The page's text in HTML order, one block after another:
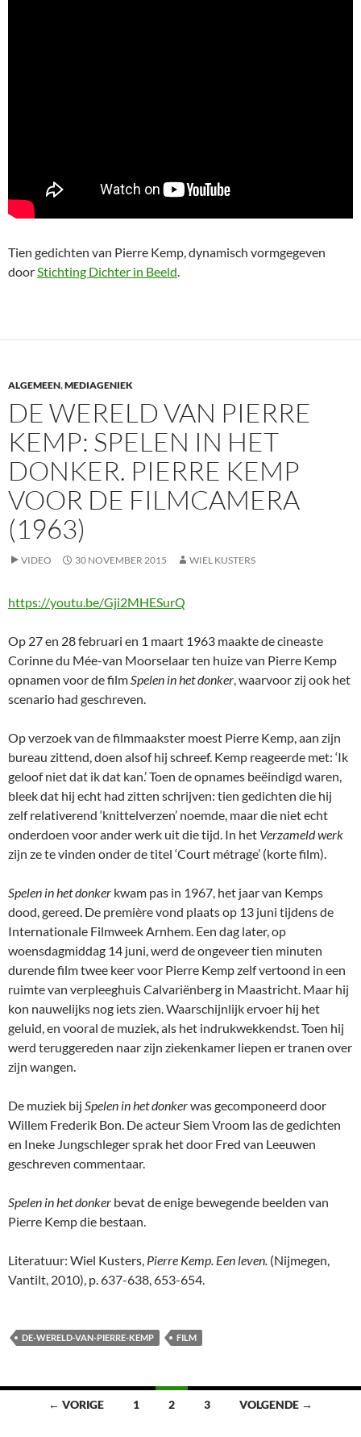
Tien gedichten van Pierre Kemp, dynamisch vormgegeven
doorStichting Dichter in Beeld.
ALGEMEEN,MEDIAGENIEK
DE WERELD VAN PIERRE
KEMP: SPELEN IN HET
DONKER. PIERRE KEMP
VOOR DE FILMCAMERA
(1963)
VIDEO 30 NOVEMBER 2015 WIEL KUSTERS
https://youtu.be/Gji2MHESurQ
Op 27 en 28 februari en 1 maart 1963 maakte de cineaste
Corinne du Mée-van Moorselaar ten huize van Pierre Kemp
opnamen voor de filmSpelen in het donker, waarvoor zij ook het
scenario had geschreven.
Op verzoek van de filmmaakster moest Pierre Kemp, aan zijn
bureau zittend, doen alsof hij schreef. Kemp reageerde met: ‘Ik
geloof niet dat ik dat kan.’ Toen de opnames beëindigd waren,
bleek dat hij echt had zitten schrijven: tien gedichten die hij
zelf relativerend ‘knittelverzen’ noemde, maar die niet echt
onderdoen voor ander werk uit die tijd. In het Verzameld werk
zijn ze te vinden onder de titel ‘Court métrage’ (korte film).
Spelen in het donker kwam pas in 1967, het jaar van Kemps
dood, gereed. De première vond plaats op 13 juni tijdens de
Internationale Filmweek Arnhem. Een dag later, op
woensdagmiddag 14 juni, werd de ongeveer tien minuten
durende film twee keer voor Pierre Kemp zelf vertoond in een
ruimte van verpleeghuis Calvariënberg in Maastricht. Maar hij
kon nauwelijks nog iets zien. Waarschijnlijk ervoer hij het
geluid, en vooral de muziek, als het indrukwekkendst. Toen hij
werd teruggereden naar zijn ziekenkamer liepen er tranen over
zijn wangen.
De muziek bij Spelen in het donkerwas gecomponeerd door
Willem Frederik Bon. De acteur Siem Vroom las de gedichten
en Ineke Jungschleger sprak het door Fred van Leeuwen
geschreven commentaar.
Spelen in het donker bevat de enige bewegende beelden van
Pierre Kemp die bestaan.
Literatuur: Wiel Kusters, Pierre Kemp. Een leven. (Nijmegen,
Vantilt, 2010), p. 637-638, 653-654.
DE-WERELD-VAN-PIERRE-KEMP FILM
Berichten
← VORIGE 1 2 3 VOLGENDE →